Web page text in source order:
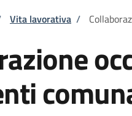
pane
Vita lavorativa /